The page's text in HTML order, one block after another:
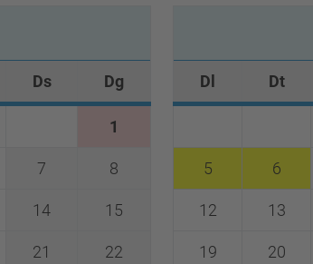
Ds Dg
1
7 8
14 15
21 22
Dl Dt
5 6
12 13
19 20